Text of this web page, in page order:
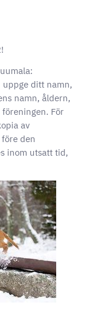
uppge ditt namn,
namn, åldern,
För
av
den
inom utsatt tid,